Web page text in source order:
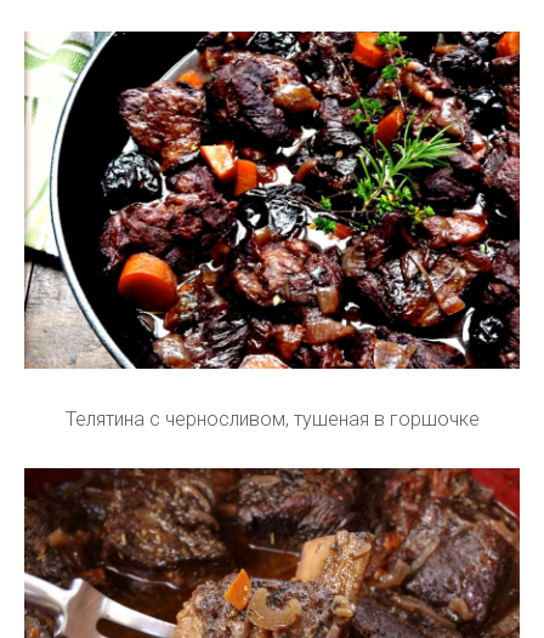
Телятина с черносливом, тушеная в горшочке